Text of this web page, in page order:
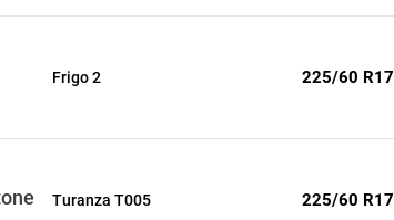
Frigo 2 225/60 R17
Turanza T005 225/60 R17